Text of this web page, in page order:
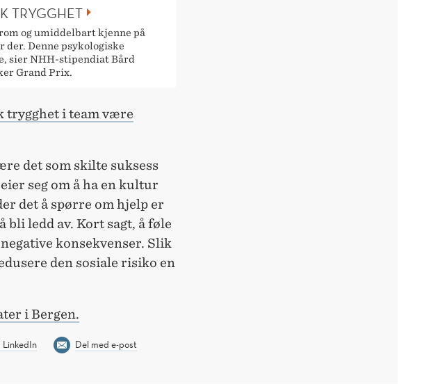
TRYGGHET
og umiddelbart kjenne på
der. Denne psykologiske
sier NHH-stipendiat Bård
Grand Prix.
trygghet i team være
det som skilte suksess
seg om å ha en kultur
det å spørre om hjelp er
bli ledd av. Kort sagt, å føle
konsekvenser. Slik
den sosiale risiko en
i Bergen.
LinkedIn Del med e-post